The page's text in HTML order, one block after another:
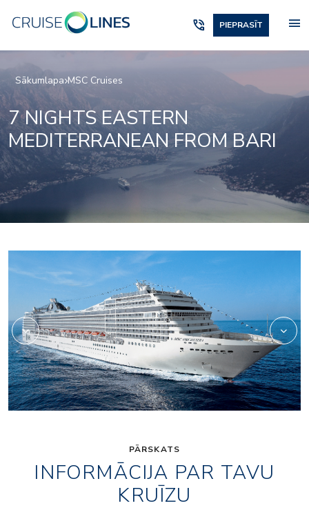
phone_in_talk PIEPRASĪT menu
Sākumlapa MSC Cruises
7 NIGHTS EASTERN
MEDITERRANEAN FROM BARI
PĀRSKATS
INFORMĀCIJA PAR TAVU
KRUĪZU